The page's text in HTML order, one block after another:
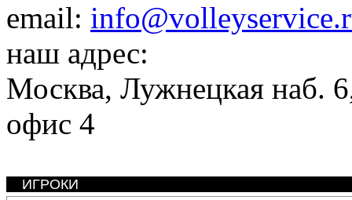
email:
наш адрес:
Москва, Лужнецкая наб.
офис 4
ИГРОКИ